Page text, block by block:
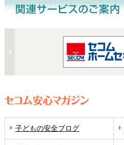
子どもの安全ブログ